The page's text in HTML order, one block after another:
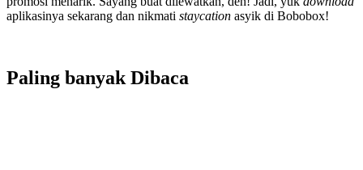
aplikasinya sekarang dan nikmati staycation asyik di Bobobox!
Paling banyakDibaca